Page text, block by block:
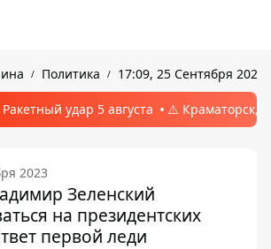
Политика 17:09, 25 Сентября 2023
удар 5 августа ⚠️ Краматорск,
2023
Зеленский
на президентских
первой леди